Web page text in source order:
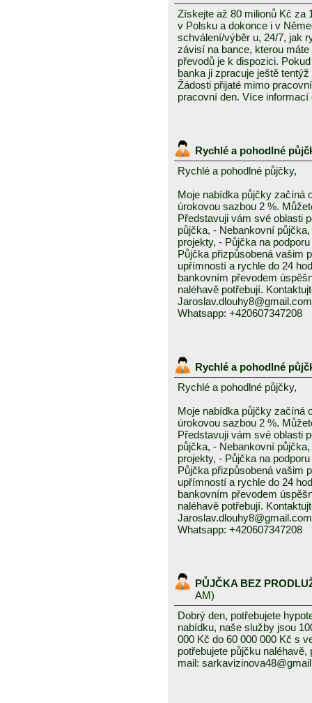
Získejte až 80 milionů Kč za
v Polsku a dokonce i v
schválení/výběr u, 24/7, jak
závisí na bance, kterou
převodů je k dispozici.
banka ji zpracuje ještě tentýž
Žádosti přijaté mimo
pracovní den. Více
Rychlé a pohodlné
Rychlé a pohodlné půjčky,
Moje nabídka půjčky začíná
úrokovou sazbou 2 %.
Představuji vám své oblasti
půjčka, - Nebankovní
projekty, - Půjčka na
Půjčka přizpůsobená vašim
upřímností a rychle do 24
bankovním převodem
naléhavě potřebují.
Jaroslav.dlouhy8@gmail.com
Whatsapp: +420607347208
Rychlé a pohodlné
Rychlé a pohodlné půjčky,
Moje nabídka půjčky začíná
úrokovou sazbou 2 %.
Představuji vám své oblasti
půjčka, - Nebankovní
projekty, - Půjčka na
Půjčka přizpůsobená vašim
upřímností a rychle do 24
bankovním převodem
naléhavě potřebují.
Jaroslav.dlouhy8@gmail.com
Whatsapp: +420607347208
PŮJČKA BEZ
AM)
Dobrý den, potřebujete
nabídku, naše služby jsou
000 Kč do 60 000 000 Kč s
potřebujete půjčku
mail: